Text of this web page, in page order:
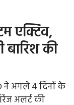
एक्टिव,
बारिश की
ने अगले 4 दिनों के
अलर्ट की